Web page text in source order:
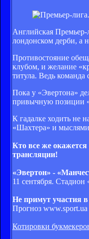
Английская Премьер-
лондонском дерби, а
Противостояние
клубом, и желание
титула. Ведь команда
Пока у «Эвертона»
привычную позиции
К гадалке ходить не
«Шахтера» и
Кто все же
трансляции!
«Эвертон» -
11 сентября.
Не примут участия
Прогноз www.sport.ua
Котировки